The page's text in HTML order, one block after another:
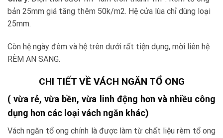
bản 25mm giá tăng thêm 50k/m2. Hệ cửa lùa chỉ dùng loại
25mm.
Còn hệ ngày đêm và hệ trên dưới rất tiện dụng, mời liên hệ
RÈM AN SANG.
CHI TIẾT VỀ VÁCH NGĂN TỔ ONG
( vừa rẻ, vừa bền, vừa linh động hơn và nhiều công
dụng hơn các loại vách ngăn khác)
Vách ngăn tổ ong chính là được làm từ chất liệu rèm tổ ong